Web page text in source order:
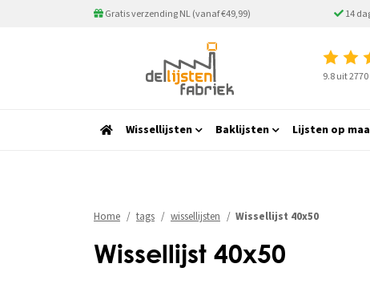
Gratis verzending NL (vanaf €49,99) 14
9.8 uit
Wissellijsten Baklijsten Lijsten op
Home tags wissellijsten Wissellijst 40x50
Wissellijst 40x50